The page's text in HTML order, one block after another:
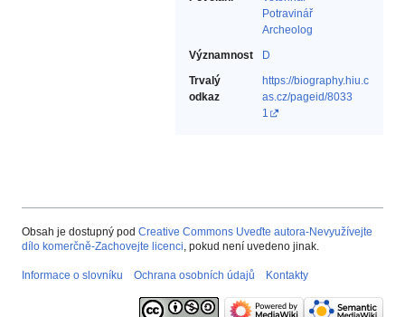
Potravinář‎
Archeolog‎
Významnost
D
Trvalý
odkaz
https://biography.hiu.c
as.cz/pageid/8033
1
Obsah je dostupný pod Creative Commons Uveďte autora-Nevyužívejte
dílo komerčně-Zachovejte licenci, pokud není uvedeno jinak.
Informace o slovníku Ochrana osobních údajů Kontakty